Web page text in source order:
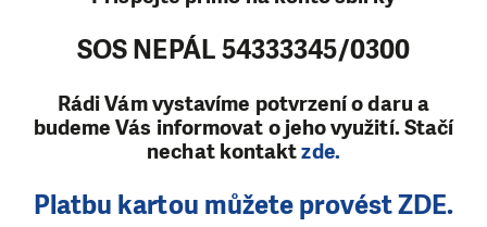
SOS NEPÁL 54333345/0300
Rádi Vám vystavíme potvrzení o daru a
budeme Vás informovat o jeho využití. Stačí
nechat kontaktzde.
Platbu kartou můžete provést ZDE.